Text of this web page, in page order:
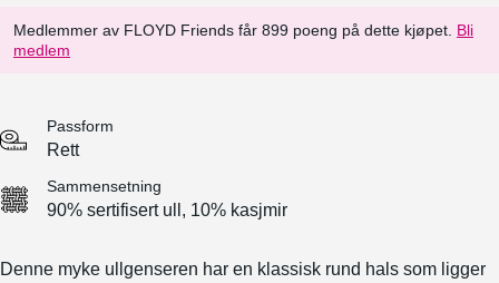
Medlemmer av FLOYD Friends får 899 poeng på dette kjøpet. Bli
medlem
Passform
Rett
Sammensetning
90% sertifisert ull, 10% kasjmir
Denne myke ullgenseren har en klassisk rund hals som ligger